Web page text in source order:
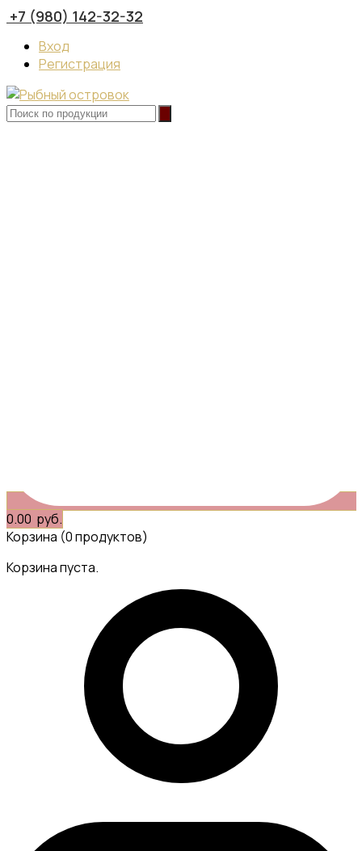
+7 (980) 142-32-32
Вход
Регистрация
0.00 руб.
Корзина (0 продуктов)
Корзина пуста.